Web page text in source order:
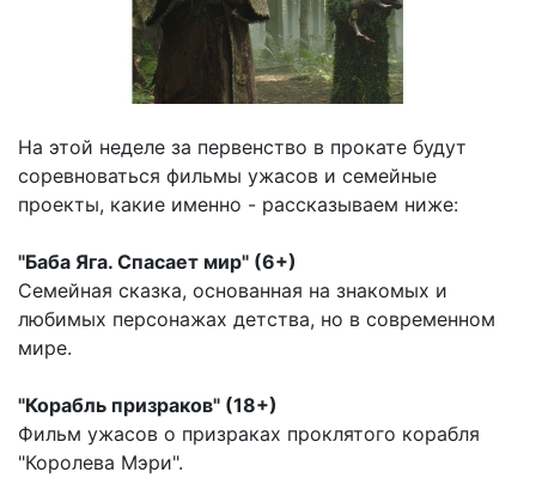
На этой неделе за первенство в прокате будут
соревноваться фильмы ужасов и семейные
проекты, какие именно - рассказываем ниже:
"Баба Яга. Спасает мир" (6+)
Семейная сказка, основанная на знакомых и
любимых персонажах детства, но в современном
мире.
"Корабль призраков" (18+)
Фильм ужасов о призраках проклятого корабля
"Королева Мэри".